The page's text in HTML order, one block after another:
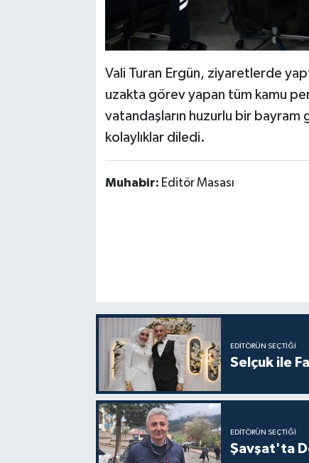
Vali Turan Ergün, ziyaretlerde
uzakta görev yapan tüm kamu
vatandaşların huzurlu bir bayram
kolaylıklar diledi.
Muhabir: Editör Masası
EDITÖRÜN SEÇTIĞI
Selçuk ile
EDITÖRÜN SEÇTIĞI
Şavşat'ta